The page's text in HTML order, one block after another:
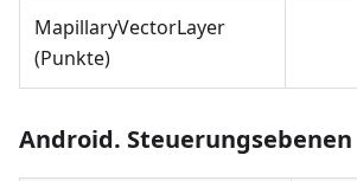
MapillaryVectorLayer
(Punkte)
Android. Steuerungsebenen